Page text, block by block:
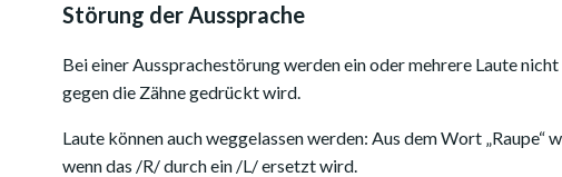
Störung der Aussprache
Bei einer Aussprachestörung werden ein oder mehrere Laute
gegen die Zähne gedrückt wird.
Laute können auch weggelassen werden: Aus dem Wort „Raupe“
wenn das /R/ durch ein /L/ ersetzt wird.